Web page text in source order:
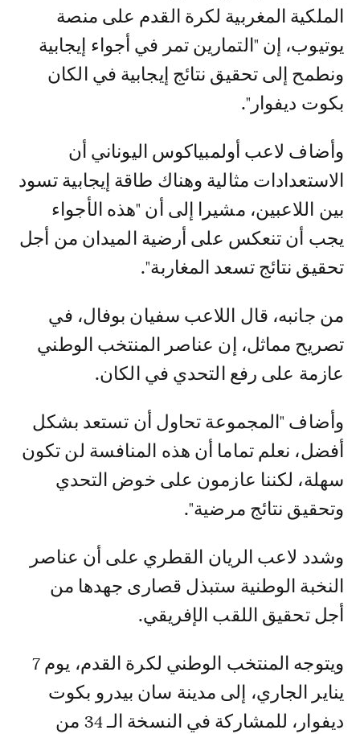
الملكية المغربية لكرة القدم على منصة
يوتيوب، إن "التمارين تمر في أجواء إيجابية
ونطمح إلى تحقيق نتائج إيجابية في الكان
بكوت ديفوار".
وأضاف لاعب أولمبياكوس اليوناني أن
الاستعدادات مثالية وهناك طاقة إيجابية تسود
بين اللاعبين، مشيرا إلى أن "هذه الأجواء
يجب أن تنعكس على أرضية الميدان من أجل
تحقيق نتائج تسعد المغاربة".
من جانبه، قال اللاعب سفيان بوفال، في
تصريح مماثل، إن عناصر المنتخب الوطني
عازمة على رفع التحدي في الكان.
وأضاف "المجموعة تحاول أن تستعد بشكل
أفضل، نعلم تماما أن هذه المنافسة لن تكون
سهلة، لكننا عازمون على خوض التحدي
وتحقيق نتائج مرضية".
وشدد لاعب الريان القطري على أن عناصر
النخبة الوطنية ستبذل قصارى جهدها من
أجل تحقيق اللقب الإفريقي.
ويتوجه المنتخب الوطني لكرة القدم، يوم 7
يناير الجاري، إلى مدينة سان بيدرو بكوت
ديفوار، للمشاركة في النسخة الـ 34 من